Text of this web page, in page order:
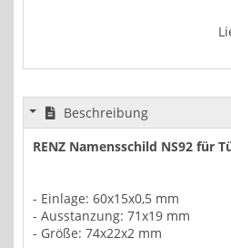
Beschreibung
RENZ Namensschild NS92 für
- Einlage: 60x15x0,5 mm
- Ausstanzung: 71x19 mm
- Größe: 74x22x2 mm